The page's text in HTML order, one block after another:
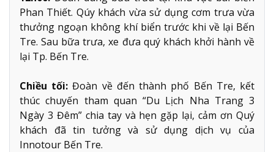
Phan Thiết. Qúy khách vừa sử dụng cơm trưa vừa
thưởng ngoạn không khí biển trước khi về lại Bến
Tre. Sau bữa trưa, xe đưa quý khách khởi hành về
lại Tp. Bến Tre.
Chiều tối: Đoàn về đến thành phố Bến Tre, kết
thúc chuyến tham quan “Du Lịch Nha Trang 3
Ngày 3 Đêm” chia tay và hẹn gặp lại, cảm ơn Quý
khách đã tin tưởng và sử dụng dịch vụ của
Innotour Bến Tre.